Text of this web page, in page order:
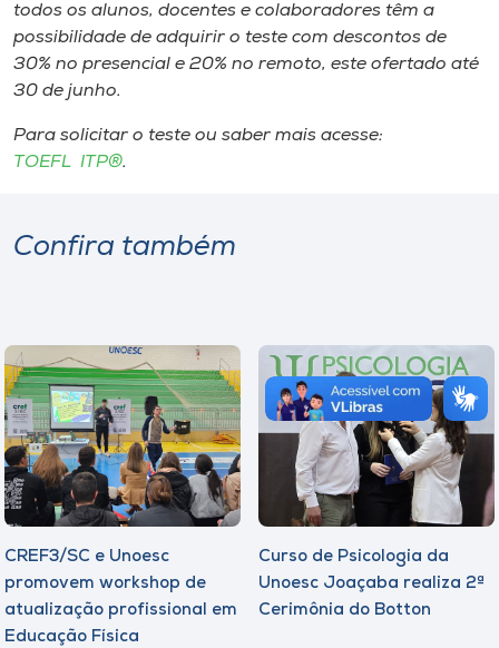
todos os alunos, docentes e colaboradores têm a
possibilidade de adquirir o teste com descontos de
30% no presencial e 20% no remoto, este ofertado até
30 de junho.
Para solicitar o teste ou saber mais acesse:
TOEFL ITP®.
Confira também
CREF3/SC e Unoesc
promovem workshop de
atualização profissional em
Educação Física
Curso de Psicologia da
Unoesc Joaçaba realiza 2ª
Cerimônia do Botton